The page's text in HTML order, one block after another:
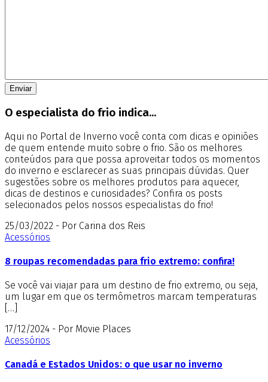
O especialista do frio indica...
Aqui no Portal de Inverno você conta com dicas e opiniões
de quem entende muito sobre o frio. São os melhores
conteúdos para que possa aproveitar todos os momentos
do inverno e esclarecer as suas principais dúvidas. Quer
sugestões sobre os melhores produtos para aquecer,
dicas de destinos e curiosidades? Confira os posts
selecionados pelos nossos especialistas do frio!
25/03/2022 - Por Carina dos Reis
Acessórios
8 roupas recomendadas para frio extremo: confira!
Se você vai viajar para um destino de frio extremo, ou seja,
um lugar em que os termômetros marcam temperaturas
[…]
17/12/2024 - Por Movie Places
Acessórios
Canadá e Estados Unidos: o que usar no inverno